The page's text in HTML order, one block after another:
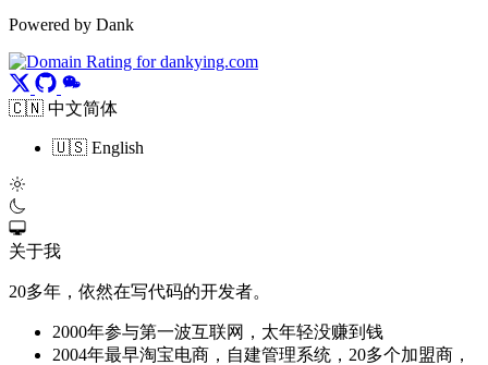
Powered by Dank
🇨🇳 中文简体
🇺🇸 English
关于我
20多年，依然在写代码的开发者。
2000年参与第一波互联网，太年轻没赚到钱
2004年最早淘宝电商，自建管理系统，20多个加盟商，